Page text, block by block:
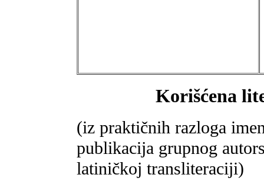
Korišćena
(iz praktičnih razloga
publikacija grupnog
latiničkoj transliteraciji)